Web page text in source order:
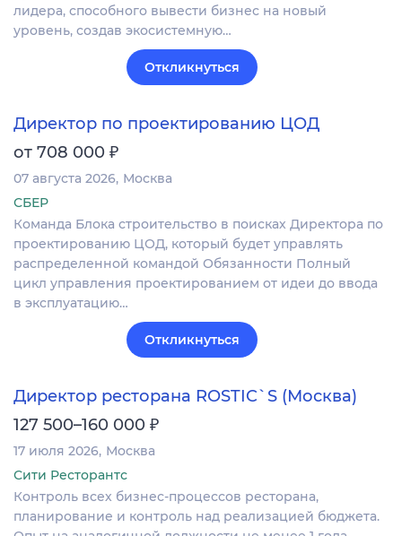
лидера, способного вывести бизнес на новый
уровень, создав экосистемную…
Откликнуться
Директор по проектированию ЦОД
от 708 000 ₽
07 августа 2026 Москва
СБЕР
Команда Блока строительство в поисках Директора по
проектированию ЦОД, который будет управлять
распределенной командой Обязанности Полный
цикл управления проектированием от идеи до ввода
в эксплуатацию…
Откликнуться
Директор ресторана ROSTIC`S (Москва)
127 500–160 000 ₽
17 июля 2026 Москва
Сити Ресторантс
Контроль всех бизнес-процессов ресторана,
планирование и контроль над реализацией бюджета.